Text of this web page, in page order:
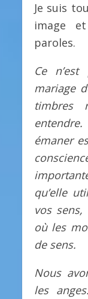
Je suis
image
paroles.
Ce
mariage
timbres
émaner
qu’elle
vos
où les
de sens.
Nous
les